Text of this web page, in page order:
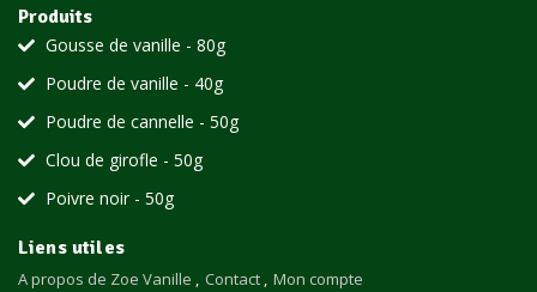
Produits
Gousse de vanille - 80g
Poudre de vanille - 40g
Poudre de cannelle - 50g
Clou de girofle - 50g
Poivre noir - 50g
Liens utiles
A propos de Zoe Vanille Contact Mon compte